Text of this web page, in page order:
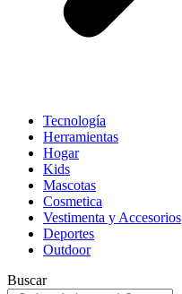
Tecnología
Herramientas
Hogar
Kids
Mascotas
Cosmetica
Vestimenta y Accesorios
Deportes
Outdoor
Buscar